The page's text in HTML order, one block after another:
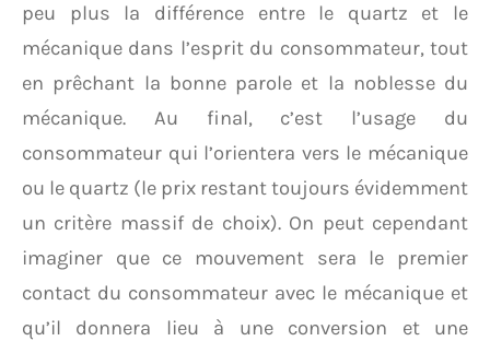
peu plus la différence entre le quartz et le
mécanique dans l’esprit du consommateur, tout
en prêchant la bonne parole et la noblesse du
mécanique. Au final, c’est l’usage du
consommateur qui l’orientera vers le mécanique
ou le quartz (le prix restant toujours évidemment
un critère massif de choix). On peut cependant
imaginer que ce mouvement sera le premier
contact du consommateur avec le mécanique et
qu’il donnera lieu à une conversion et une